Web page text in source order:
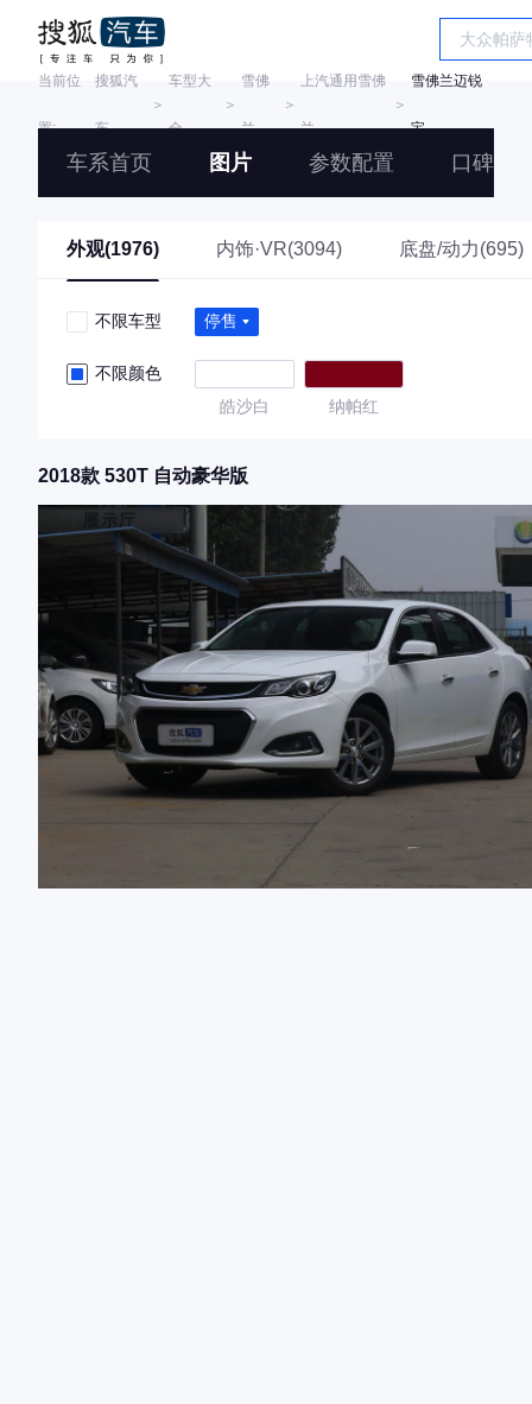
当前位
置:
搜狐汽
车
＞
车型大
全
＞
雪佛
兰
＞
上汽通用雪佛
兰
＞
雪佛兰迈锐
宝
车系首页 图片 参数配置 口碑
外观(1976) 内饰·VR(3094) 底盘/动力(695)
不限车型 停售
不限颜色
皓沙白
纳帕红
2018款 530T 自动豪华版